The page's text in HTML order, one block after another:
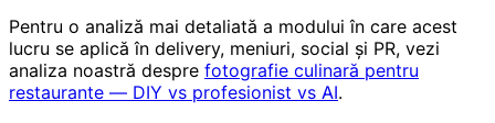
Pentru o analiză mai detaliată a modului în care acest
lucru se aplică în delivery, meniuri, social și PR, vezi
analiza noastră despre fotografie culinară pentru
restaurante — DIY vs profesionist vs AI.